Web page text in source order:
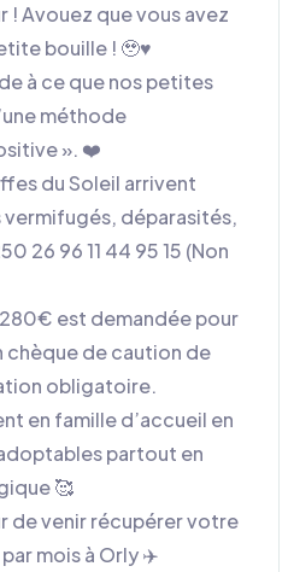
! Avouez que vous avez
bouille ! 🥹♥️
à ce que nos petites
méthode
». ❤️
du Soleil arrivent
déparasités,
26 96 11 44 95 15 (Non
est demandée pour
chèque de caution de
obligatoire.
en famille d’accueil en
partout en
🥰
de venir récupérer votre
mois à Orly ✈️